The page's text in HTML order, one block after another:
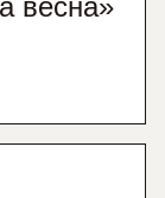
весна»